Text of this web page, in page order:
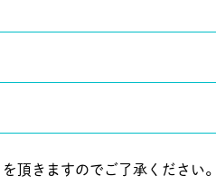
きますのでご了承ください。